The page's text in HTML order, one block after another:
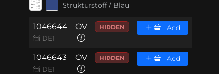
Strukturstoff / Blau
1046644
DE1
OV HIDDEN Add
1046643
DE1
OV HIDDEN Add